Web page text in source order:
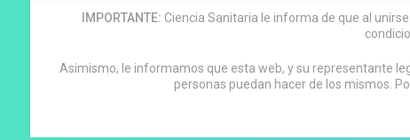
IMPORTANTE: Ciencia Sanitaria le informa de que al
Asimismo, le informamos que esta web, y su representante
personas puedan hacer de los mismos.